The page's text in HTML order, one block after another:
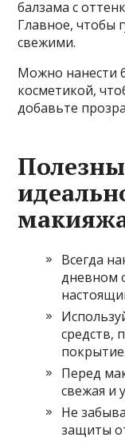
балзама с
Главное, чтобы
свежими.
Можно нанести
косметикой,
добавьте
Всегда
дневном
средств,
покрытие.
Перед
свежая и
Не
защиты